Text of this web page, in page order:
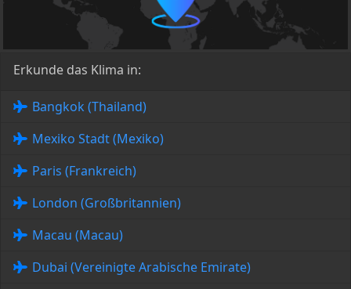
Erkunde das Klima in:
Bangkok (Thailand)
Mexiko Stadt (Mexiko)
Paris (Frankreich)
London (Großbritannien)
Macau (Macau)
Dubai (Vereinigte Arabische Emirate)